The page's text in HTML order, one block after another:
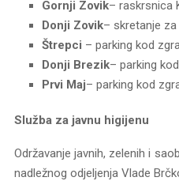
Gornji Zovik– raskrsnica
Donji Zovik– skretanje
Štrepci – parking kod
Donji Brezik– parking
Prvi Maj– parking kod
Služba za javnu higijenu
Održavanje javnih, zelenih i
nadležnog odjeljenja Vlade